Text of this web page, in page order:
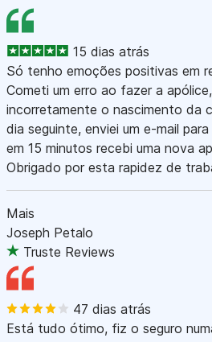
15 dias atrás
Só tenho emoções positivas em
Cometi um erro ao fazer a
incorretamente o nascimento da
dia seguinte, enviei um e-mail
em 15 minutos recebi uma nova
Obrigado por esta rapidez de
Mais
Joseph Petalo
Truste Reviews
47 dias atrás
Está tudo ótimo, fiz o seguro